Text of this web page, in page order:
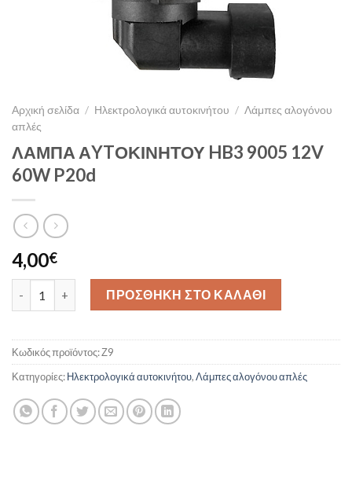
Αρχική σελίδα / Ηλεκτρολογικά αυτοκινήτου / Λάμπες αλογόνου
απλές
ΛΑΜΠΑ ΑYTΟΚΙΝΗΤΟΥ HB3 9005 12V
60W P20d
4,00€
ΛΑΜΠΑ ΑYTΟΚΙΝΗΤΟΥ HB3 9005 12V 60W P20d ποσότητα
ΠΡΟΣΘΗΚΗ ΣΤΟ ΚΑΛΑΘΙ
Κωδικός προϊόντος:Ζ9
Κατηγορίες:Ηλεκτρολογικά αυτοκινήτου,Λάμπες αλογόνου απλές